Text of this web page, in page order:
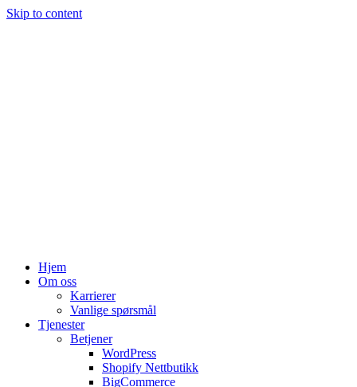
Skip to content
Hjem
Om oss
Karrierer
Vanlige spørsmål
Tjenester
Betjener
WordPress
Shopify Nettbutikk
BigCommerce